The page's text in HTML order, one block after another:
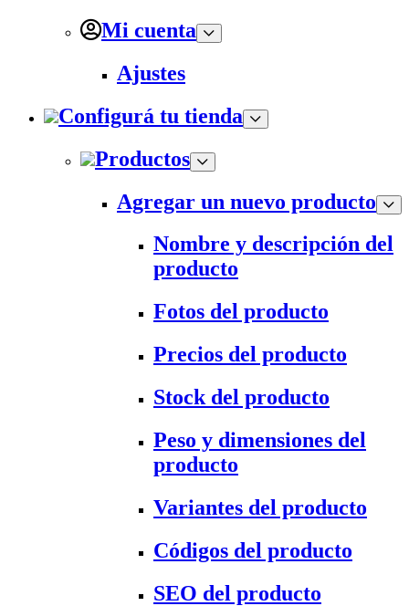
Mi cuenta
Ajustes
Configurá tu tienda
Productos
Agregar un nuevo producto
Nombre y descripción del
producto
Fotos del producto
Precios del producto
Stock del producto
Peso y dimensiones del
producto
Variantes del producto
Códigos del producto
SEO del producto